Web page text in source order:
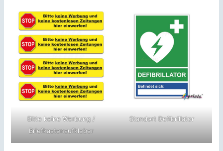
Bitte keine Werbung /
Briefkastenaufkleber
Standort Defibrillator